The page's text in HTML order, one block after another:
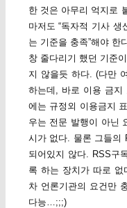
한 것은 아무리 억지로
마저도 “독자적 기사
는 기준을 충족”해야 한
창 줄다리기 했던 기준
지 않을듯 하다. (다만
하는데, 바로 이용 금지
에는 규정외 이용금지
우는 전문 발행이 아닌
시가 없다. 물론 그들의
되어있지 않다. RSS구
록 하는 장치가 따로 없
차 언론기관의 요건만
다능…;;;)